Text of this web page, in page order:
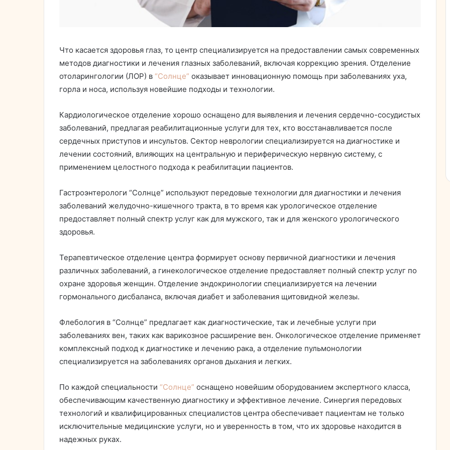
Что касается здоровья глаз, то центр специализируется на предоставлении самых современных
методов диагностики и лечения глазных заболеваний, включая коррекцию зрения. Отделение
отоларингологии (ЛОР) в “Солнце” оказывает инновационную помощь при заболеваниях уха,
горла и носа, используя новейшие подходы и технологии.
Кардиологическое отделение хорошо оснащено для выявления и лечения сердечно-сосудистых
заболеваний, предлагая реабилитационные услуги для тех, кто восстанавливается после
сердечных приступов и инсультов. Сектор неврологии специализируется на диагностике и
лечении состояний, влияющих на центральную и периферическую нервную систему, с
применением целостного подхода к реабилитации пациентов.
Гастроэнтерологи “Солнце” используют передовые технологии для диагностики и лечения
заболеваний желудочно-кишечного тракта, в то время как урологическое отделение
предоставляет полный спектр услуг как для мужского, так и для женского урологического
здоровья.
Терапевтическое отделение центра формирует основу первичной диагностики и лечения
различных заболеваний, а гинекологическое отделение предоставляет полный спектр услуг по
охране здоровья женщин. Отделение эндокринологии специализируется на лечении
гормонального дисбаланса, включая диабет и заболевания щитовидной железы.
Флебология в “Солнце” предлагает как диагностические, так и лечебные услуги при
заболеваниях вен, таких как варикозное расширение вен. Онкологическое отделение применяет
комплексный подход к диагностике и лечению рака, а отделение пульмонологии
специализируется на заболеваниях органов дыхания и легких.
По каждой специальности “Солнце” оснащено новейшим оборудованием экспертного класса,
обеспечивающим качественную диагностику и эффективное лечение. Синергия передовых
технологий и квалифицированных специалистов центра обеспечивает пациентам не только
исключительные медицинские услуги, но и уверенность в том, что их здоровье находится в
надежных руках.